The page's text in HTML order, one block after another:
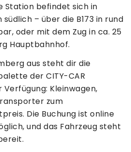
Station befindet sich in
– über die B173 in rund
oder mit dem Zug in ca. 25
Hauptbahnhof.
aus steht dir die
der CITY-CAR
Kleinwagen,
zum
Die Buchung ist online
und das Fahrzeug steht